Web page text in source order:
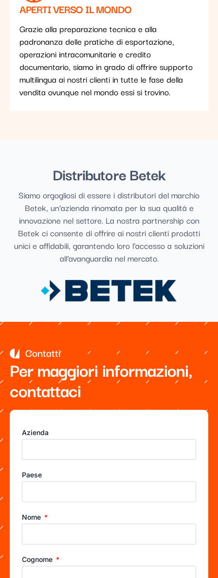
APERTI VERSO IL MONDO
Grazie alla preparazione tecnica e alla
padronanza delle pratiche di esportazione,
operazioni intracomunitarie e credito
documentario, siamo in grado di offrire supporto
multilingua ai nostri clienti in tutte le fase della
vendita ovunque nel mondo essi si trovino.
Distributore Betek
Siamo orgogliosi di essere i distributori del marchio
Betek, un’azienda rinomata per la sua qualità e
innovazione nel settore. La nostra partnership con
Betek ci consente di offrire ai nostri clienti prodotti
unici e affidabili, garantendo loro l’accesso a soluzioni
all’avanguardia nel mercato.
Contatti
Per maggiori informazioni,
contattaci
Azienda
Paese
Nome
Cognome